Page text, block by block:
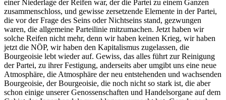
einer Niederlage der Reifen war, der die Partei zu einem Ganzen
zusammenschloss, und gewisse zersetzende Elemente in der Partei,
die vor der Frage des Seins oder Nichtseins stand, gezwungen
waren, die allgemeine Parteilinie mitzumachen. Jetzt haben wir
solche Reifen nicht mehr, denn wir haben keinen Krieg, wir haben
jetzt die NÖP, wir haben den Kapitalismus zugelassen, die
Bourgeoisie lebt wieder auf. Gewiss, das alles führt zur Reinigung
der Partei, zu ihrer Festigung, anderseits aber umgibt uns eine neue
Atmosphäre, die Atmosphäre der neu entstehenden und wachsenden
Bourgeoisie, der Bourgeoisie, die noch nicht so stark ist, die aber
schon einige unserer Genossenschaften und Handelsorgane auf dem